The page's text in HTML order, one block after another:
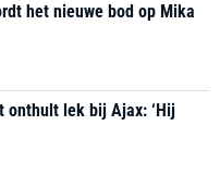
het nieuwe bod op Mika
onthult lek bij Ajax: ‘Hij